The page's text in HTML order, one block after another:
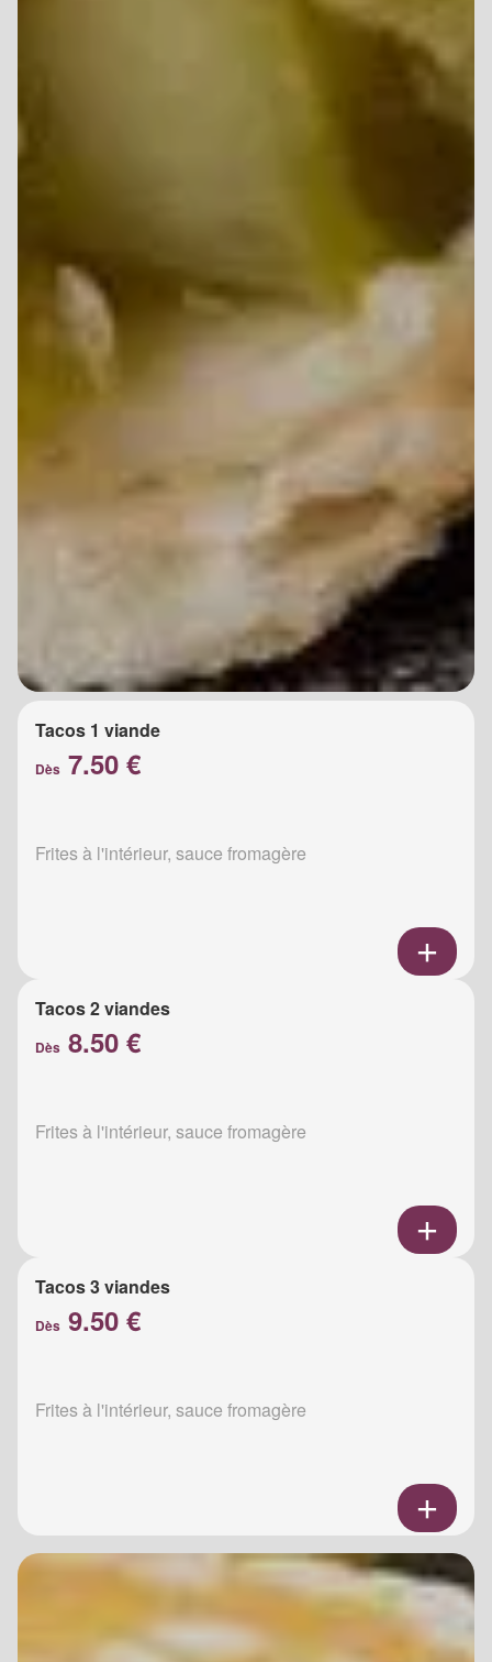
Tacos 1 viande
Dès 7.50 €
Frites à l'intérieur, sauce fromagère
Tacos 2 viandes
Dès 8.50 €
Frites à l'intérieur, sauce fromagère
Tacos 3 viandes
Dès 9.50 €
Frites à l'intérieur, sauce fromagère